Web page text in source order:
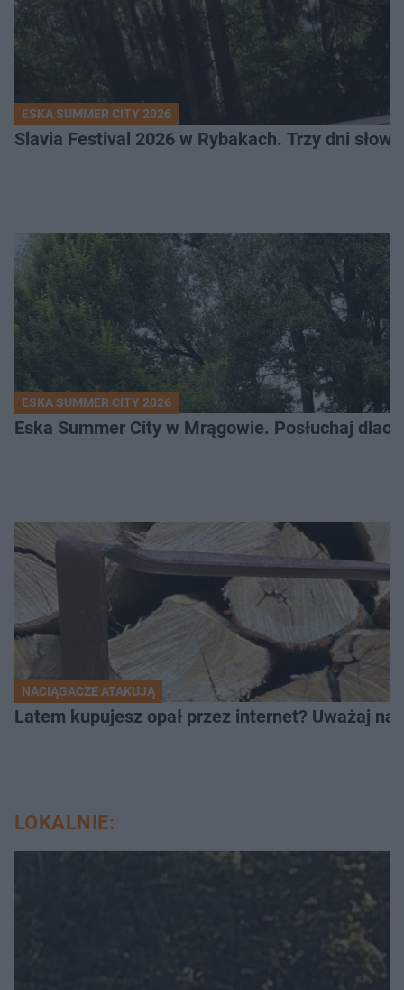
ESKA SUMMER CITY 2026
Slavia Festival 2026 w Rybakach. Trzy dni
ESKA SUMMER CITY 2026
Eska Summer City w Mrągowie. Posłuchaj
NACIĄGACZE ATAKUJĄ
Latem kupujesz opał przez internet? Uważaj na
LOKALNIE: